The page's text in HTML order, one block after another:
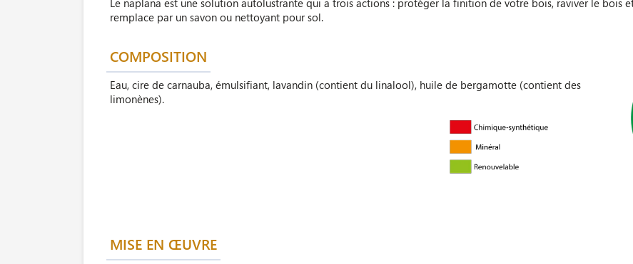
remplace par un savon ou nettoyant pour sol.
COMPOSITION
Eau, cire de carnauba, émulsifiant, lavandin (contient du linalool), huile de bergamotte (contient des
limonènes).
MISE EN ŒUVRE